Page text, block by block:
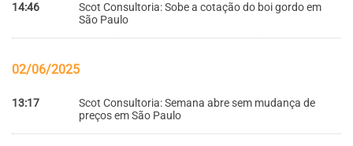
14:46
Scot Consultoria: Sobe a cotação do boi gordo em
São Paulo
02/06/2025
13:17
Scot Consultoria: Semana abre sem mudança de
preços em São Paulo